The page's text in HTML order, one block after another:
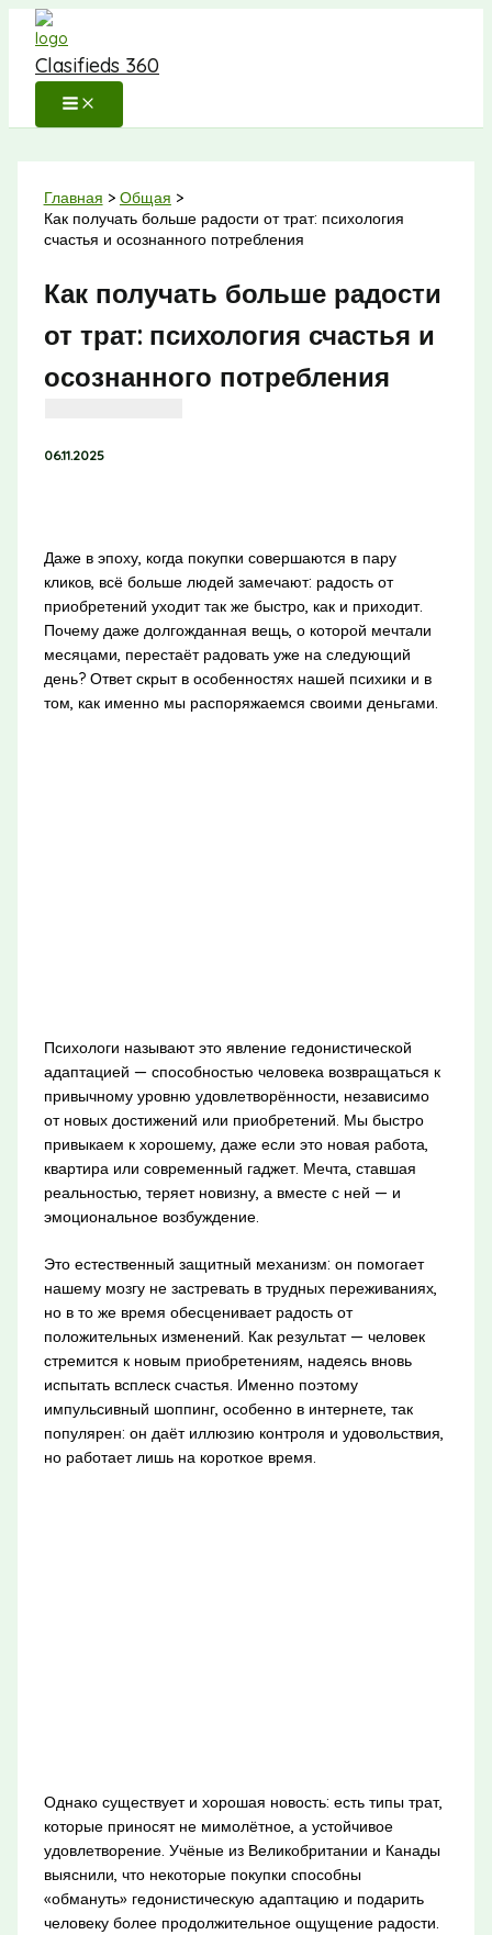
Перейти
содержимому
Clasifieds 360
Главная
Общая
Как получать больше радости от трат: психология
счастья и осознанного потребления
Как получать больше радости
от трат: психология счастья и
осознанного потребления
06.11.2025
Даже в эпоху, когда покупки совершаются в пару
кликов, всё больше людей замечают: радость от
приобретений уходит так же быстро, как и приходит.
Почему даже долгожданная вещь, о которой мечтали
месяцами, перестаёт радовать уже на следующий
день? Ответ скрыт в особенностях нашей психики и в
том, как именно мы распоряжаемся своими деньгами.
Психологи называют это явление гедонистической
адаптацией — способностью человека возвращаться к
привычному уровню удовлетворённости, независимо
от новых достижений или приобретений. Мы быстро
привыкаем к хорошему, даже если это новая работа,
квартира или современный гаджет. Мечта, ставшая
реальностью, теряет новизну, а вместе с ней — и
эмоциональное возбуждение.
Это естественный защитный механизм: он помогает
нашему мозгу не застревать в трудных переживаниях,
но в то же время обесценивает радость от
положительных изменений. Как результат — человек
стремится к новым приобретениям, надеясь вновь
испытать всплеск счастья. Именно поэтому
импульсивный шоппинг, особенно в интернете, так
популярен: он даёт иллюзию контроля и удовольствия,
но работает лишь на короткое время.
Однако существует и хорошая новость: есть типы трат,
которые приносят не мимолётное, а устойчивое
удовлетворение. Учёные из Великобритании и Канады
выяснили, что некоторые покупки способны
«обмануть» гедонистическую адаптацию и подарить
человеку более продолжительное ощущение радости.